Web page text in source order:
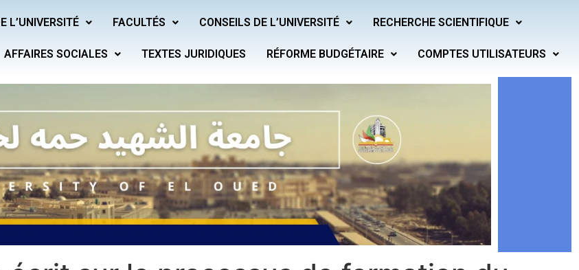
L’UNIVERSITÉ FACULTÉS CONSEILS DE L’UNIVERSITÉ RECHERCHE SCIENTIFIQUE
AFFAIRES SOCIALES TEXTES JURIDIQUES RÉFORME BUDGÉTAIRE COMPTES UTILISATEURS